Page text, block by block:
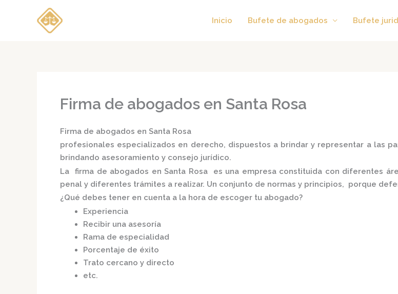
Inicio Bufete de abogados Bufete
Firma de abogados en Santa Rosa
Firma de abogados en Santa Rosa
profesionales especializados en derecho, dispuestos a brindar y representar a las
brindando asesoramiento y consejo jurídico.
Lafirma de abogados en Santa Rosa
es una empresa constituida con diferentes
penal y diferentes trámites a realizar. Un conjunto de normas y principios, porque
¿Qué debes tener en cuenta a la hora de escoger tu abogado?
Experiencia
Recibir una asesoría
Rama de especialidad
Porcentaje de éxito
Trato cercano y directo
etc.